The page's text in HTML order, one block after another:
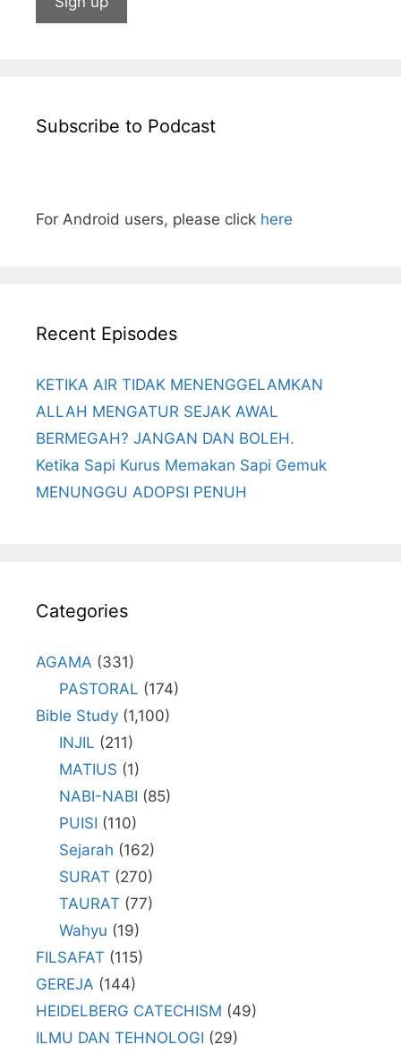
Subscribe to Podcast
For Android users, please click here
Recent Episodes
KETIKA AIR TIDAK MENENGGELAMKAN
ALLAH MENGATUR SEJAK AWAL
BERMEGAH? JANGAN DAN BOLEH.
Ketika Sapi Kurus Memakan Sapi Gemuk
MENUNGGU ADOPSI PENUH
Categories
AGAMA (331)
PASTORAL (174)
Bible Study (1,100)
INJIL (211)
MATIUS (1)
NABI-NABI (85)
PUISI (110)
Sejarah (162)
SURAT (270)
TAURAT (77)
Wahyu (19)
FILSAFAT (115)
GEREJA (144)
HEIDELBERG CATECHISM (49)
ILMU DAN TEHNOLOGI (29)